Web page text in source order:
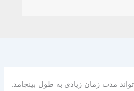
مدت زمان زیادی به طول بینجامد.